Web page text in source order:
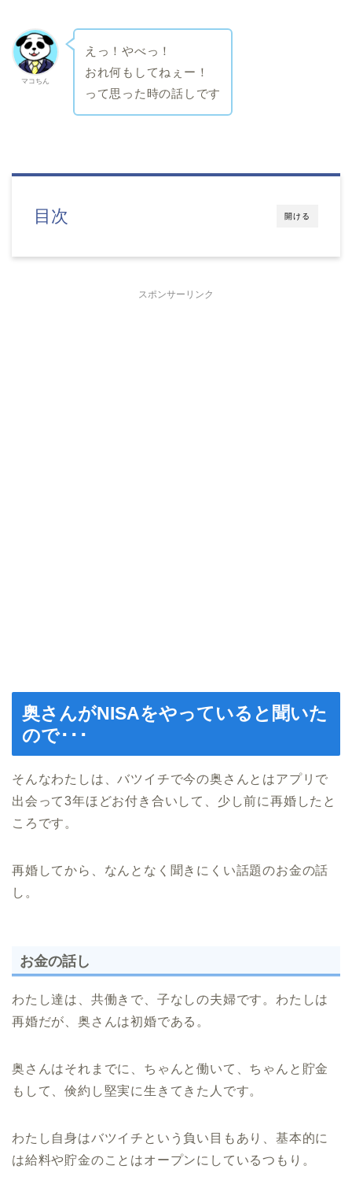
マコちん
えっ！やべっ！
おれ何もしてねぇー！
って思った時の話しです
開ける
目次
スポンサーリンク
奥さんがNISAをやっていると聞いた
ので･･･
そんなわたしは、バツイチで今の奥さんとはアプリで
出会って3年ほどお付き合いして、少し前に再婚したと
ころです。
再婚してから、なんとなく聞きにくい話題のお金の話
し。
お金の話し
わたし達は、共働きで、子なしの夫婦です。わたしは
再婚だが、奥さんは初婚である。
奥さんはそれまでに、ちゃんと働いて、ちゃんと貯金
もして、倹約し堅実に生きてきた人です。
わたし自身はバツイチという負い目もあり、基本的に
は給料や貯金のことはオープンにしているつもり。